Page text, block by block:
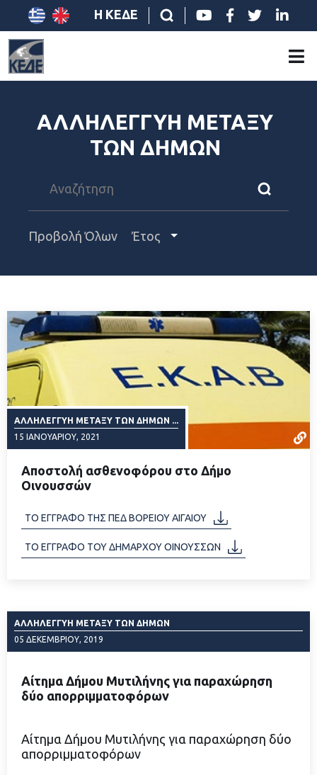
Η ΚΕΔΕ
ΑΛΛΗΛΕΓΓΥΗ ΜΕΤΑΞΥ
ΤΩΝ ΔΗΜΩΝ
Προβολή Όλων Έτος
ΑΛΛΗΛΕΓΓΎΗ ΜΕΤΑΞΎ ΤΩΝ ΔΉΜΩΝ ...
15 ΙΑΝΟΥΑΡΊΟΥ, 2021
ΔΙΑΒΑΣΤΕ ΠΕΡΙΣΣΟΤΕΡΑ
Αποστολή ασθενοφόρου στο Δήμο
Οινουσσών
ΤΟ ΕΓΓΡΑΦΟ ΤΗΣ ΠΕΔ ΒΟΡΕΙΟΥ ΑΙΓΑΙΟΥ
ΤΟ ΕΓΓΡΑΦΟ ΤΟΥ ΔΗΜΑΡΧΟΥ ΟΙΝΟΥΣΣΩΝ
ΑΛΛΗΛΕΓΓΎΗ ΜΕΤΑΞΎ ΤΩΝ ΔΉΜΩΝ
05 ΔΕΚΕΜΒΡΊΟΥ, 2019
Αίτημα Δήμου Μυτιλήνης για παραχώρηση
δύο απορριμματοφόρων
Αίτημα Δήμου Μυτιλήνης για παραχώρηση δύο
απορριμματοφόρων